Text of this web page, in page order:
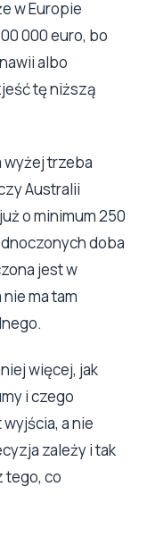
w Europie
000 euro, bo
albo
tę niższą
wyżej trzeba
Australii
o minimum 250
doba
jest w
ma tam
więcej, jak
i czego
a nie
zależy i tak
tego, co